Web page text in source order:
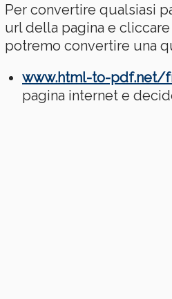
Per convertire qualsiasi
url della pagina e
potremo convertire una
www.html-to-pdf.net/
pagina internet e